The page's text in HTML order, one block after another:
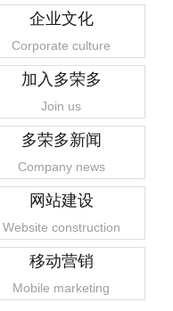
企业文化
Corporate culture
加入多荣多
Join us
多荣多新闻
Company news
网站建设
Website construction
移动营销
Mobile marketing